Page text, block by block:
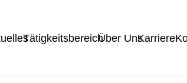
TätigkeitsbereichÜber UnsKarriere